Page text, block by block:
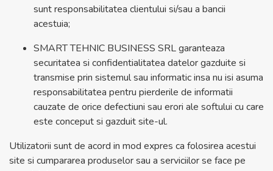
sunt responsabilitatea clientului si/sau a bancii
acestuia;
SMART TEHNIC BUSINESS SRL garanteaza
securitatea si confidentialitatea datelor gazduite si
transmise prin sistemul sau informatic insa nu isi asuma
responsabilitatea pentru pierderile de informatii
cauzate de orice defectiuni sau erori ale softului cu care
este conceput si gazduit site-ul.
Utilizatorii sunt de acord in mod expres ca folosirea acestui
site si cumpararea produselor sau a serviciilor se face pe